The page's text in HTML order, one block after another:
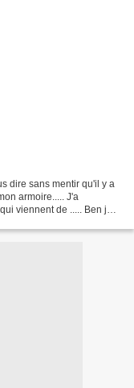
dire sans mentir qu'il y a
armoire..... J'a
viennent de ..... Ben je